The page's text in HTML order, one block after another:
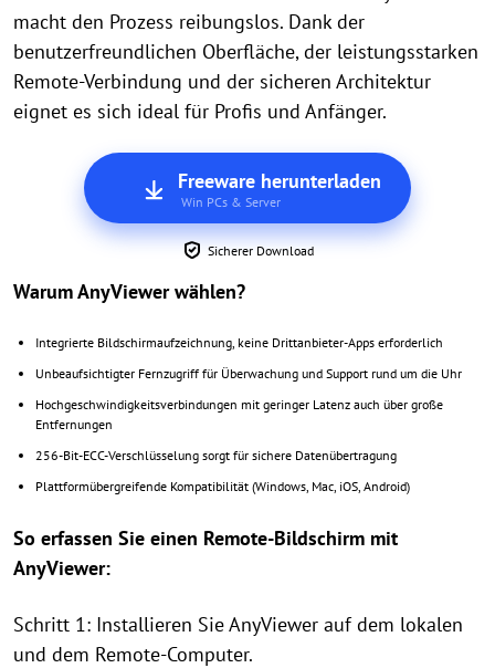
macht den Prozess reibungslos. Dank der
benutzerfreundlichen Oberfläche, der leistungsstarken
Remote-Verbindung und der sicheren Architektur
eignet es sich ideal für Profis und Anfänger.
Freeware herunterladen
Win PCs & Server
Sicherer Download
Warum AnyViewer wählen?
Integrierte Bildschirmaufzeichnung, keine Drittanbieter-Apps erforderlich
Unbeaufsichtigter Fernzugriff für Überwachung und Support rund um die Uhr
Hochgeschwindigkeitsverbindungen mit geringer Latenz auch über große
Entfernungen
256-Bit-ECC-Verschlüsselung sorgt für sichere Datenübertragung
Plattformübergreifende Kompatibilität (Windows, Mac, iOS, Android)
So erfassen Sie einen Remote-Bildschirm mit
AnyViewer:
Schritt 1: Installieren Sie AnyViewer auf dem lokalen
und dem Remote-Computer.